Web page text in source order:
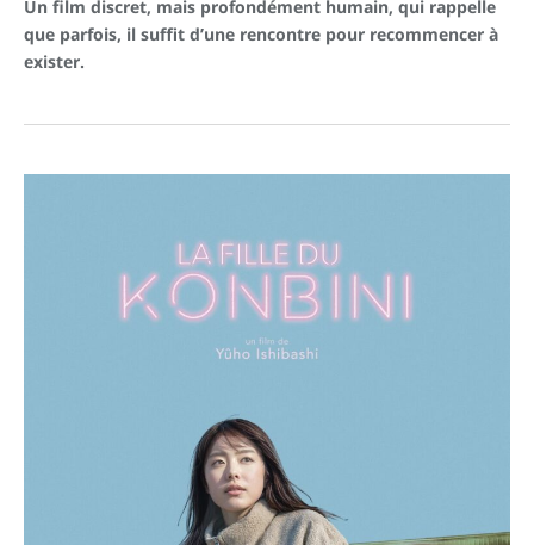
Un film discret, mais profondément humain, qui rappelle
que parfois, il suffit d’une rencontre pour recommencer à
exister.